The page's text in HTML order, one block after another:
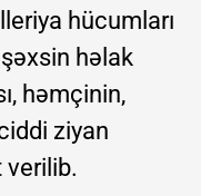
hücumları
həlak
həmçinin,
ziyan
verilib.